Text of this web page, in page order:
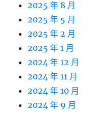
2025 年 8 月
2025 年 5 月
2025 年 2 月
2025 年 1 月
2024 年 12 月
2024 年 11 月
2024 年 10 月
2024 年 9 月